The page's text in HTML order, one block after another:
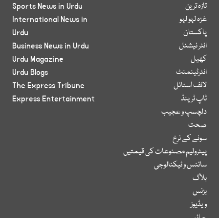
تازہ ترین
غزہ لہو لہو
پاکستان
انٹر نیشنل
کھیل
انٹرٹینمنٹ
لائف اسٹائل
ٹاپ ٹرینڈ
دلچسپ و عجیب
صحت
سونے کے نرخ
پیٹرولیم مصنوعات کی قیمتیں
سائنس و ٹیکنالوجی
بلاگ
بزنس
ویڈیوز
Sports News in Urdu
International News in
Urdu
Business News in Urdu
Urdu Magazine
Urdu Blogs
The Express Tribune
Express Entertainment